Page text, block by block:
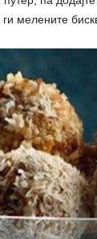
мелените